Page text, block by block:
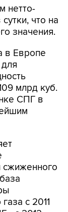
нетто-
что на
значения.
в Европе
млрд куб.
СПГ в
сжиженного
с 2011